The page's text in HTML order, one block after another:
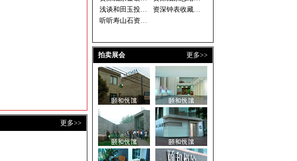
更多>>
浅谈和田玉投资做一个成功的收藏
资深钟表收藏家谈钟论表
听听寿山石资深藏家的收藏经
更多>>
拍卖展会